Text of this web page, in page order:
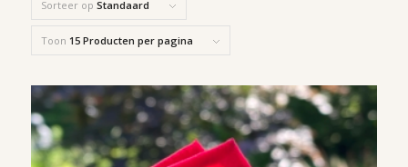
Sorteer op Standaard
Toon 15 Producten per pagina